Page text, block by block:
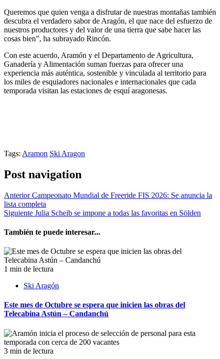
Queremos que quien venga a disfrutar de nuestras montañas también
descubra el verdadero sabor de Aragón, el que nace del esfuerzo de
nuestros productores y del valor de una tierra que sabe hacer las
cosas bien”, ha subrayado Rincón.
Con este acuerdo, Aramón y el Departamento de Agricultura,
Ganadería y Alimentación suman fuerzas para ofrecer una
experiencia más auténtica, sostenible y vinculada al territorio para
los miles de esquiadores nacionales e internacionales que cada
temporada visitan las estaciones de esquí aragonesas.
Tags: Aramon Ski Aragon
Post navigation
AnteriorCampeonato Mundial de Freeride FIS 2026: Se anuncia la
lista completa
Siguiente Julia Scheib se impone a todas las favoritas en Sölden
También te puede interesar...
1 min de lectura
Ski Aragón
Este mes de Octubre se espera que inicien las obras del
Telecabina Astún – Candanchú
3 min de lectura